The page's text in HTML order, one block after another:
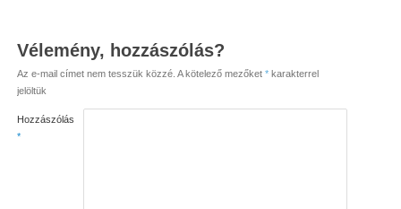
Vélemény, hozzászólás?
Az e-mail címet nem tesszük közzé. A kötelező mezőket *karakterrel
jelöltük
Hozzászólás
*